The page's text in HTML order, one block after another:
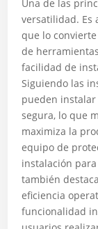
Una de las
versatilidad. Es
que lo
de
facilidad de
Siguiendo las
pueden
segura, lo que
maximiza la
equipo de
instalación
también
eficiencia
funcionalidad